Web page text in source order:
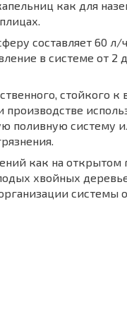
как для
составляет 60
в системе от 2
стойкого к
поливную систему
как на открытом
хвойных